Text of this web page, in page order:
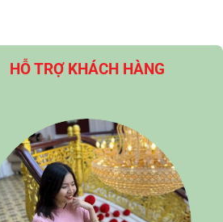
HỖ TRỢ KHÁCH HÀNG